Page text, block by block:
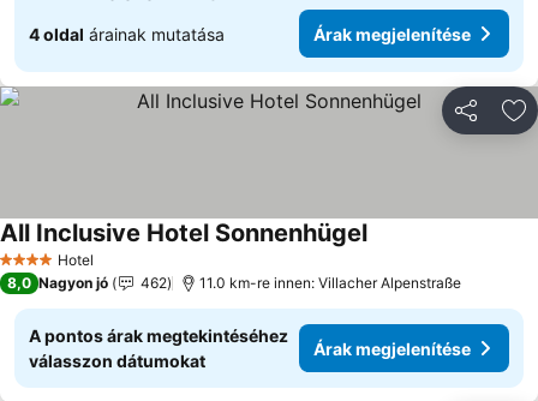
4 oldal árainak mutatása Árak megjelenítése
4 KategóriaHotel
All Inclusive Hotel Sonnenhügel
8,0 Nagyon jó 462 11.0 km-re innen: Villacher Alpenstraße
A pontos árak megtekintéséhez
válasszon dátumokat
Árak megjelenítése